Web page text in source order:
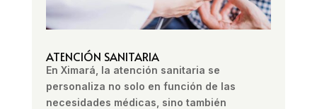
ATENCIÓN SANITARIA
En Ximará, la atención sanitaria se
personaliza no solo en función de las
necesidades médicas, sino también